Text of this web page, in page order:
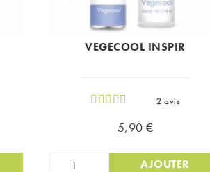
VEGECOOL INSPIR
2 avis
Prix
5,90 €
AJOUTER